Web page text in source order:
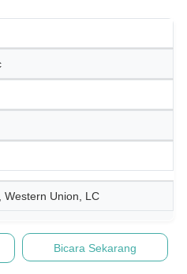
Western Union, LC
Bicara Sekarang